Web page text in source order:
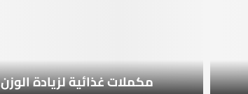
مكملات غذائية لزيادة الوزن